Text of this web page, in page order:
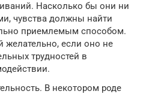
Насколько бы они ни
чувства должны найти
приемлемым способом.
если оно не
трудностей в
В некотором роде